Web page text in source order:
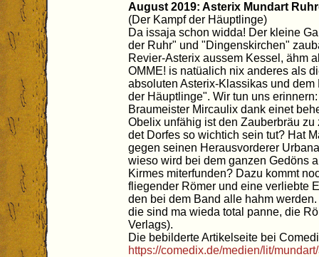
August 2019: Asterix Mundart
(Der Kampf der Häuptlinge)
Da issaja schon widda! Der kleine
der Ruhr" und "Dingenskirchen"
Revier-Asterix aussem Kessel, ähm
OMME! is natüalich nix anderes als
absoluten Asterix-Klassikas und
der Häuptlinge". Wir tun uns
Braumeister Mircaulix dank einet
Obelix unfähig ist den Zauberbräu
det Dorfes so wichtich sein tut? Hat
gegen seinen Herausvorderer
wieso wird bei dem ganzen Gedöns
Kirmes miterfunden? Dazu kommt
fliegender Römer und eine verliebte
den bei dem Band alle hahm
die sind ma wieda total panne, die
Verlags).
Die bebilderte Artikelseite bei
https://comedix.de/medien/lit/